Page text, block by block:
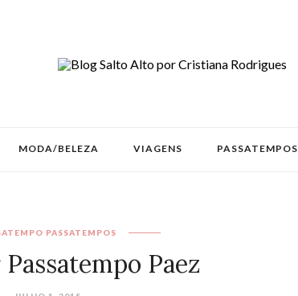
MODA/BELEZA VIAGENS PASSATEMPOS
PASSATEMPOS
Paez